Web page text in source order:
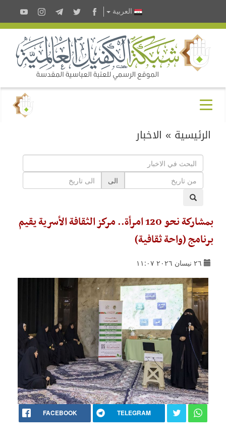
العربية
الرئيسية » الاخبار
الى
بمشاركة نحو 120 امرأة.. مركز الثقافة الأسرية يقيم
برنامج (واحة ثقافية)
٢٦ نيسان ٢٠٢٦ ١١:٠٧
FACEBOOK TELEGRAM